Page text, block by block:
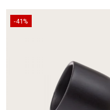
-41%